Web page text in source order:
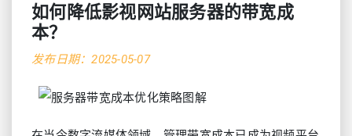
如何降低影视网站服务器的带宽成
本？
发布日期：2025-05-07